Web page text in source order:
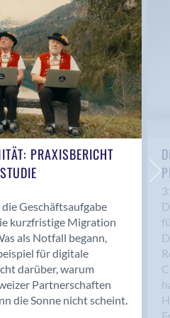
PRAXISBERICHT
Geschäftsaufgabe
kurzfristige Migration
als Notfall begann,
für digitale
darüber, warum
Partnerschaften
die Sonne nicht scheint.